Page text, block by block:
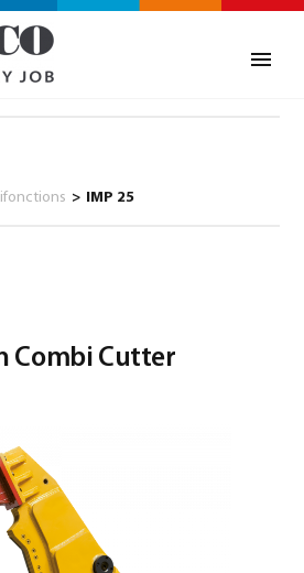
> IMP 25
Combi Cutter